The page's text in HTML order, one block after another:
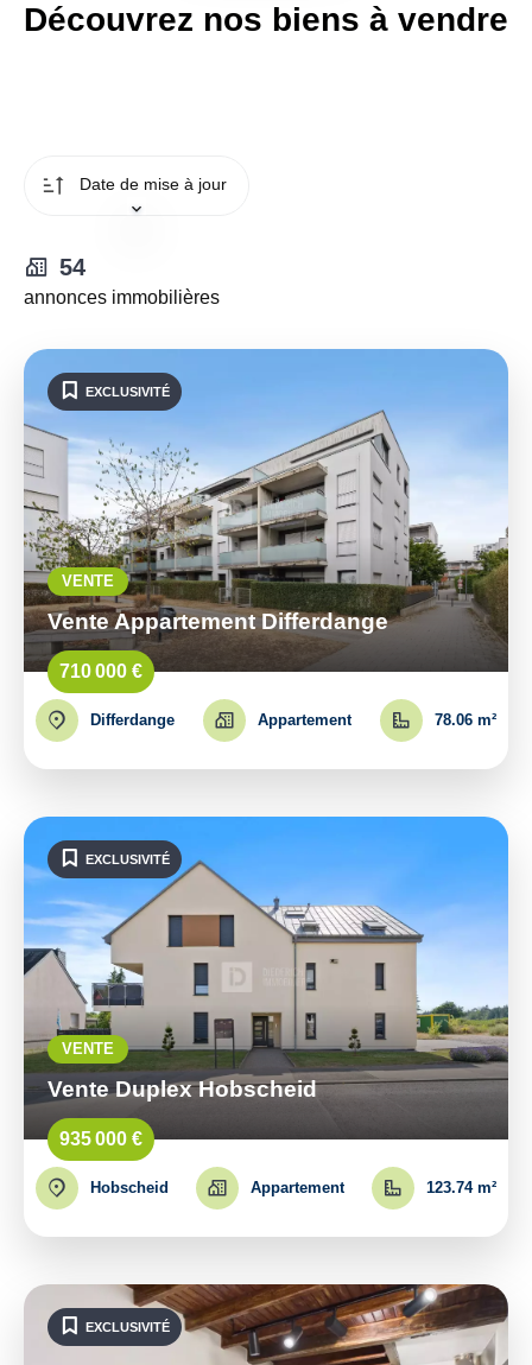
Découvrez nos biens à vendre
Date de mise à jour
54
annonces immobilières
VENTE
Vente Appartement Differdange
710 000 €
Differdange Appartement 78.06 m²
EXCLUSIVITÉ
VENTE
Vente Duplex Hobscheid
935 000 €
Hobscheid Appartement 123.74 m²
EXCLUSIVITÉ
EXCLUSIVITÉ